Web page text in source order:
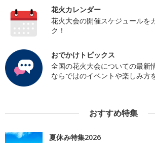
花火カレンダー
花火大会の開催スケジュールを
ク！
おでかけトピックス
全国の花火大会についての最新
ならではのイベントや楽しみ方
おすすめ特集
夏休み特集2026